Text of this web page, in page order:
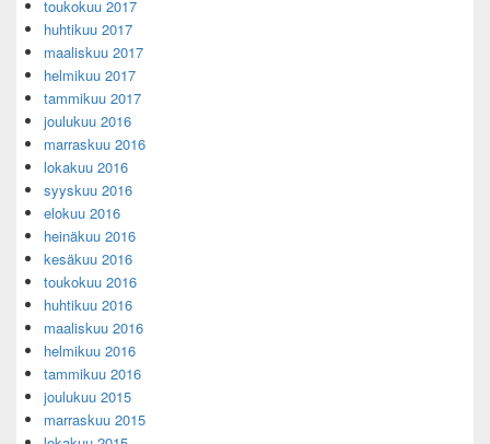
toukokuu 2017
huhtikuu 2017
maaliskuu 2017
helmikuu 2017
tammikuu 2017
joulukuu 2016
marraskuu 2016
lokakuu 2016
syyskuu 2016
elokuu 2016
heinäkuu 2016
kesäkuu 2016
toukokuu 2016
huhtikuu 2016
maaliskuu 2016
helmikuu 2016
tammikuu 2016
joulukuu 2015
marraskuu 2015